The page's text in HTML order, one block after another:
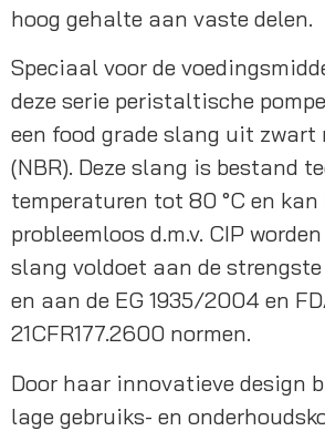
hoog gehalte aan vaste delen.
Speciaal voor de
deze serie peristaltische
een food grade slang uit
(NBR). Deze slang is bestand
temperaturen tot 80 °C en kan
probleemloos d.m.v. CIP
slang voldoet aan de
en aan de EG 1935/2004 en
21CFR177.2600 normen.
Door haar innovatieve design
lage gebruiks- en